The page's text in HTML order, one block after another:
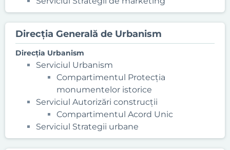
Direcţia Generală de Urbanism
Direcţia Urbanism
Serviciul Urbanism
Compartimentul Protecția
monumentelor istorice
Serviciul Autorizări construcţii
Compartimentul Acord Unic
Serviciul Strategii urbane